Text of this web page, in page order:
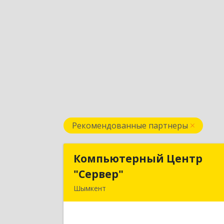
Рекомендованные партнеры
Компьютерный Центр
"Сервер"
Шымкент
Компьютерный Центр